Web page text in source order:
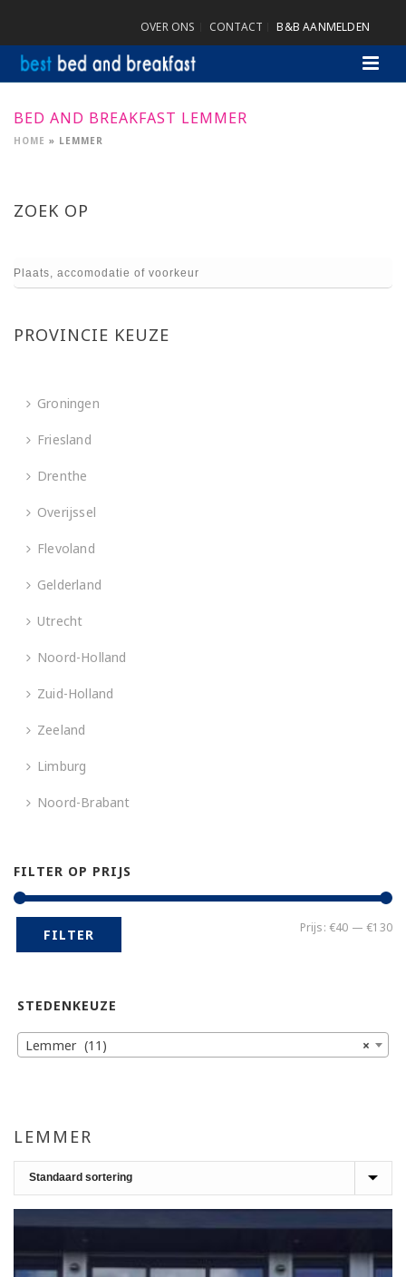
OVER ONS CONTACT B&B AANMELDEN
BED AND BREAKFAST LEMMER
HOME » LEMMER
LEMMER
ZOEK OP
PROVINCIE KEUZE
Groningen
Friesland
Drenthe
Overijssel
Flevoland
Gelderland
Utrecht
Noord-Holland
Zuid-Holland
Zeeland
Limburg
Noord-Brabant
FILTER OP PRIJS
FILTER Prijs: €40 —€130
STEDENKEUZE
×
Lemmer (11)